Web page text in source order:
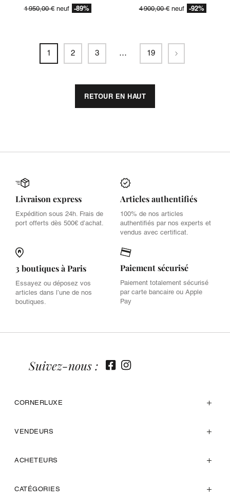
1 950,00 €neuf -89% 4 900,00 €neuf -92%
1 2 3 … 19 Suivant
RETOUR EN HAUT
Livraison express
Expédition sous 24h. Frais de
port offerts dès 500€ d’achat.
Articles authentifiés
100% de nos articles
authentifiés par nos experts et
vendus avec certificat.
3 boutiques à Paris
Essayez ou déposez vos
articles dans l’une de nos
boutiques.
Paiement sécurisé
Paiement totalement sécurisé
par carte bancaire ou Apple
Pay
CORNERLUXE
VENDEURS
ACHETEURS
CATÉGORIES
Suivez-nous :